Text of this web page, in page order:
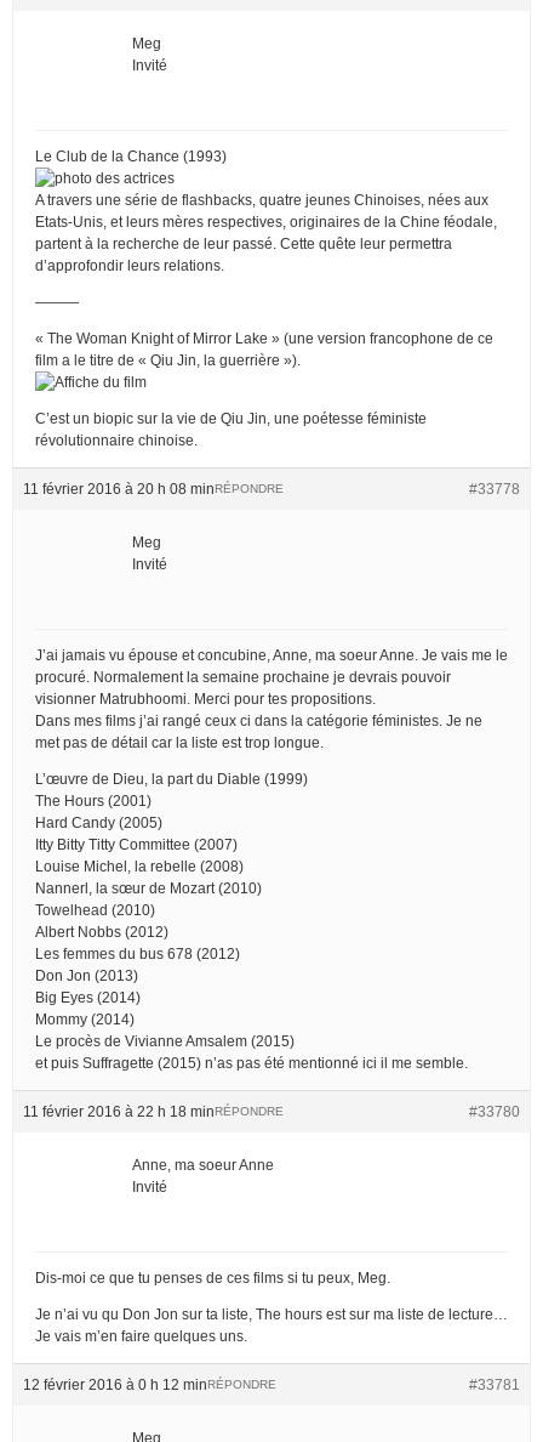
Meg
Invité
Le Club de la Chance (1993)
A travers une série de flashbacks, quatre jeunes Chinoises, nées aux
Etats-Unis, et leurs mères respectives, originaires de la Chine féodale,
partent à la recherche de leur passé. Cette quête leur permettra
d’approfondir leurs relations.
———
« The Woman Knight of Mirror Lake » (une version francophone de ce
film a le titre de « Qiu Jin, la guerrière »).
C’est un biopic sur la vie de Qiu Jin, une poétesse féministe
révolutionnaire chinoise.
11 février 2016 à 20 h 08 min #33778
RÉPONDRE
Meg
Invité
J’ai jamais vu épouse et concubine, Anne, ma soeur Anne. Je vais me le
procuré. Normalement la semaine prochaine je devrais pouvoir
visionner Matrubhoomi. Merci pour tes propositions.
Dans mes films j’ai rangé ceux ci dans la catégorie féministes. Je ne
met pas de détail car la liste est trop longue.
L’œuvre de Dieu, la part du Diable (1999)
The Hours (2001)
Hard Candy (2005)
Itty Bitty Titty Committee (2007)
Louise Michel, la rebelle (2008)
Nannerl, la sœur de Mozart (2010)
Towelhead (2010)
Albert Nobbs (2012)
Les femmes du bus 678 (2012)
Don Jon (2013)
Big Eyes (2014)
Mommy (2014)
Le procès de Vivianne Amsalem (2015)
et puis Suffragette (2015) n’as pas été mentionné ici il me semble.
11 février 2016 à 22 h 18 min #33780
RÉPONDRE
Anne, ma soeur Anne
Invité
Dis-moi ce que tu penses de ces films si tu peux, Meg.
Je n’ai vu qu Don Jon sur ta liste, The hours est sur ma liste de lecture…
Je vais m’en faire quelques uns.
12 février 2016 à 0 h 12 min #33781
RÉPONDRE
Meg